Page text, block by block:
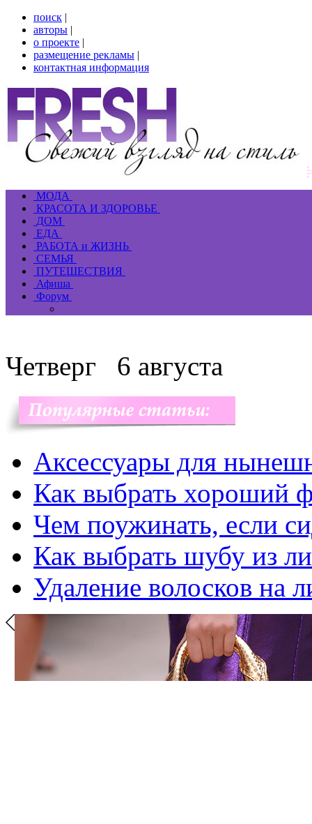
поиск |
авторы |
о проекте |
размещение рекламы |
контактная информация
МОДА
КРАСОТА И ЗДОРОВЬЕ
ДОМ
ЕДА
РАБОТА и ЖИЗНЬ
СЕМЬЯ
ПУТЕШЕСТВИЯ
Афиша
Форум
Четверг 6 августа
Аксессуары для
Как выбрать хороший
Чем поужинать, если
Как выбрать шубу из
Удаление волосков на